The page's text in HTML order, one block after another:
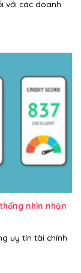
với các doanh
nhìn nhận
uy tín tài chính